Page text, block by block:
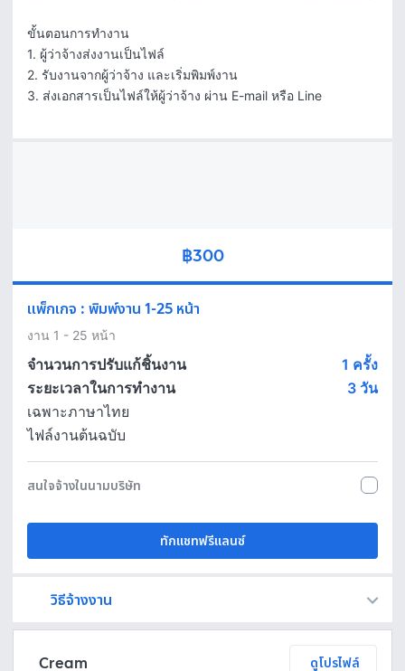
ขั้นตอนการทำงาน
1. ผู้ว่าจ้างส่งงานเป็นไฟล์
2. รับงานจากผู้ว่าจ้าง และเริ่มพิมพ์งาน
3. ส่งเอกสารเป็นไฟล์ให้ผู้ว่าจ้าง ผ่าน E-mail หรือ Line
฿300
แพ็กเกจ : พิมพ์งาน 1-25 หน้า
งาน 1 - 25 หน้า
จำนวนการปรับแก้ชิ้นงาน
1 ครั้ง
ระยะเวลาในการทำงาน
3 วัน
เฉพาะภาษาไทย
ไฟล์งานต้นฉบับ
สนใจจ้างในนามบริษัท
ทักแชทฟรีแลนซ์
วิธีจ้างงาน
Cream ดูโปรไฟล์